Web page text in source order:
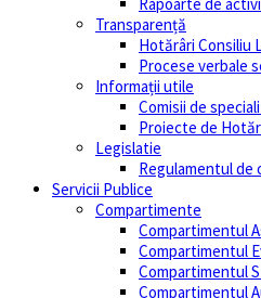
Transparență
Hotărâri Consiliu
Procese verbale
Informații utile
Comisii de
Proiecte de
Legislatie
Regulamentul de
Servicii Publice
Compartimente
Compartimentul
Compartimentul
Compartimentul
Compartimentul